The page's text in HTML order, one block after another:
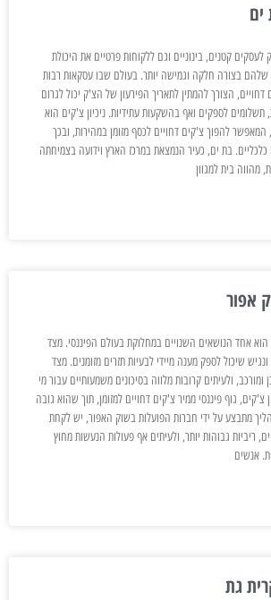
ים
לעסקים קטנים, בינוניים וגם ללקוחות פרטיים את היכולת
שלהם בצורה חלקה וגמישה יותר. בעולם שבו עסקאות רבות
הצורך להמתין לתאריך הפירעון של הצ'ק יכול לגרום
תשלומים לספקים ואף בהשקעות עתידיות. ניכיון צ'קים הוא
המאפשר להפוך צ'קים דחויים לכסף מזומן במהירות, ובכך
כלכליים. בת ים, כעיר הנמצאת במרכז הארץ וידועה בצמיחתה
מהווה בית למגוון
אפור
הוא אחד הנושאים השנויים במחלוקת בעולם הפיננסי. מצד
שיכול לספק מענה מיידי לבעיות תזרים מזומנים. מצד
ולעיתים קרובות מלווה בסיכונים משמעותיים עבור מי
צ'קים, גוף פיננסי ממיר צ'קים דחויים למזומן, תוך שהוא גובה
מתבצע על ידי חברות הפועלות בשוק האפור, יש לקחת
ריביות גבוהות יותר, ולעיתים אף פעולות הנעשות מחוץ
אנשים
גת